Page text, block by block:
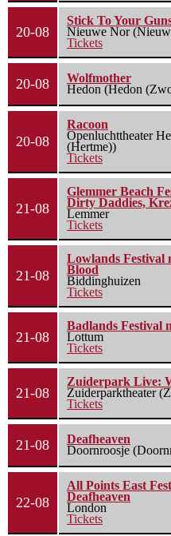
20-08
Stick To Your
Nieuwe Nor
Tickets
20-08
Wolfmother
Hedon (Hedon
20-08
Racoon
Openluchttheater
(Hertme))
Tickets
21-08
Glemmer Beach
Dirty Daddies,
Lemmer
Tickets
21-08
Lowlands Festival
Blood
Biddinghuizen
Tickets
21-08
Badlands Festival
Lottum
Tickets
21-08
Zuiderpark Live:
Zuiderparktheater
Tickets
21-08
Deafheaven
Doornroosje
22-08
All Points East
Deafheaven
London
Tickets